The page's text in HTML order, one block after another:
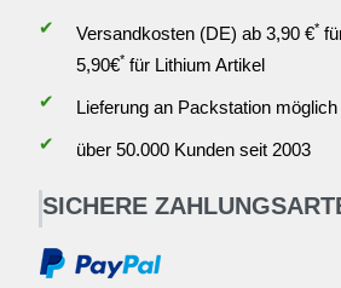
✔ Versandkosten (DE) ab 3,90 €*
5,90€*für Lithium Artikel
✔
Lieferung an Packstation möglich
✔
über 50.000 Kunden seit 2003
SICHERE